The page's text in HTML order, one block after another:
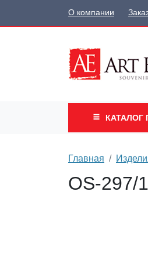
О компании
КАТАЛОГ
Главная
OS-297/